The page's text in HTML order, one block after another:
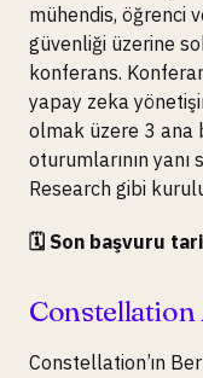
mühendis, öğrenci
güvenliği üzerine
konferans.
yapay zeka
olmak üzere 3 ana
oturumlarının
Research gibi
🗓️ Son başvuru
Constellation’ın